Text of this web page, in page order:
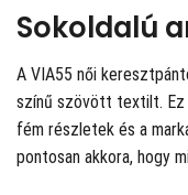
Sokoldalú
A VIA55 női
színű szövött textilt. Ez
fém részletek és a
pontosan akkora, hogy